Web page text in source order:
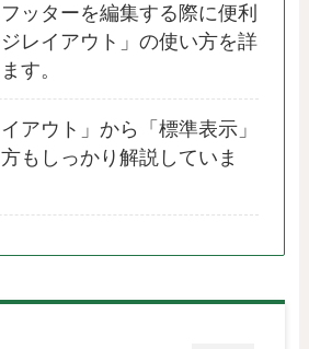
ッターを編集する際に便利
レイアウト」の使い方を詳
す。
イアウト」から「標準表示」
もしっかり解説していま